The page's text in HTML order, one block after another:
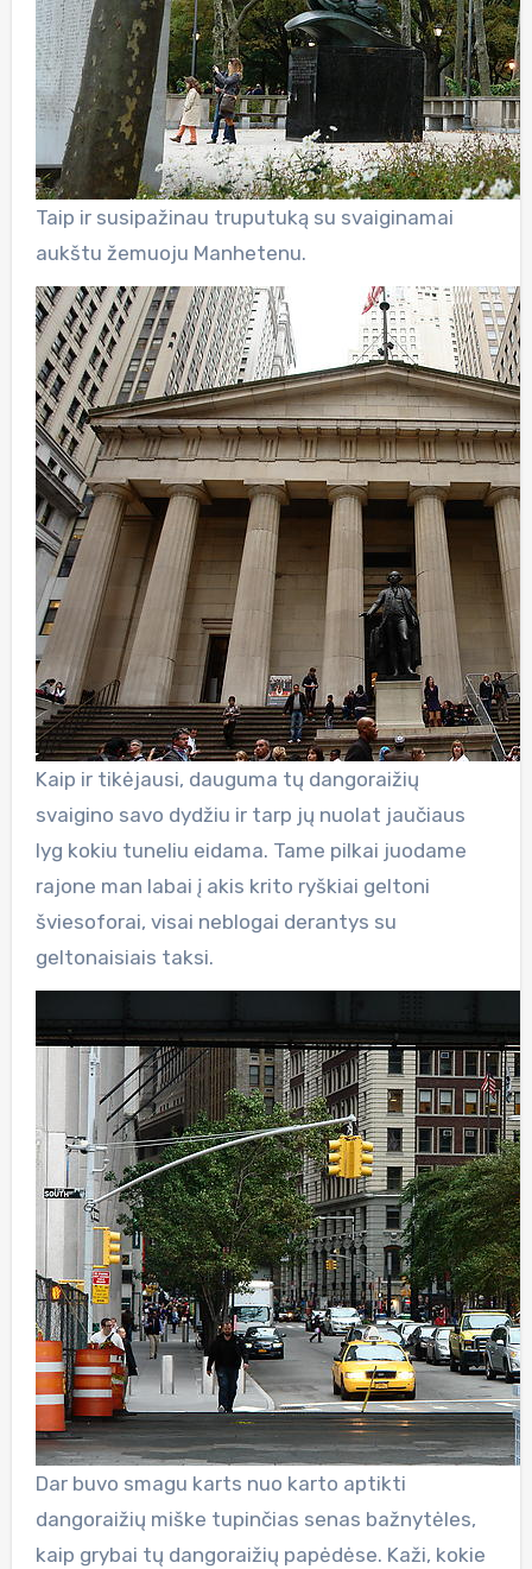
Taip ir susipažinau truputuką su svaiginamai
aukštu žemuoju Manhetenu.
Kaip ir tikėjausi, dauguma tų dangoraižių
svaigino savo dydžiu ir tarp jų nuolat jaučiaus
lyg kokiu tuneliu eidama. Tame pilkai juodame
rajone man labai į akis krito ryškiai geltoni
šviesoforai, visai neblogai derantys su
geltonaisiais taksi.
Dar buvo smagu karts nuo karto aptikti
dangoraižių miške tupinčias senas bažnytėles,
kaip grybai tų dangoraižių papėdėse. Kaži, kokie